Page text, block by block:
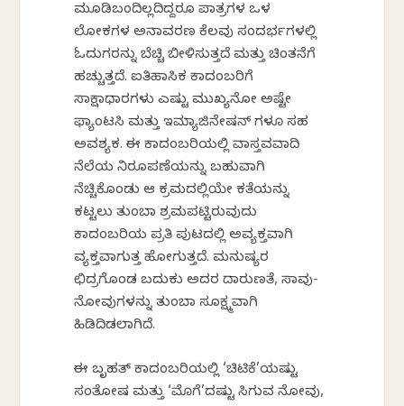
ಮೂಡಿಬಂದಿಲ್ಲದಿದ್ದರೂ ಪಾತ್ರಗಳ ಒಳ
ಲೋಕಗಳ ಅನಾವರಣ ಕೆಲವು ಸಂದರ್ಭಗಳಲ್ಲಿ
ಓದುಗರನ್ನು ಬೆಚ್ಚಿ ಬೀಳಿಸುತ್ತದೆ ಮತ್ತು ಚಿಂತನೆಗೆ
ಹಚ್ಚುತ್ತದೆ. ಐತಿಹಾಸಿಕ ಕಾದಂಬರಿಗೆ
ಸಾಕ್ಷಾಧಾರಗಳು ಎಷ್ಟು ಮುಖ್ಯನೋ ಅಷ್ಟೇ
ಫ್ಯಾಂಟಸಿ ಮತ್ತು ಇಮ್ಯಾಜಿನೇಷನ್ ಗಳೂ ಸಹ
ಅವಶ್ಯಕ. ಈ ಕಾದಂಬರಿಯಲ್ಲಿ ವಾಸ್ತವವಾದಿ
ನೆಲೆಯ ನಿರೂಪಣೆಯನ್ನು ಬಹುವಾಗಿ
ನೆಚ್ಚಿಕೊಂಡು ಆ ಕ್ರಮದಲ್ಲಿಯೇ ಕತೆಯನ್ನು
ಕಟ್ಟಲು ತುಂಬಾ ಶ್ರಮಪಟ್ಟಿರುವುದು
ಕಾದಂಬರಿಯ ಪ್ರತಿ ಪುಟದಲ್ಲಿ ಅವ್ಯಕ್ತವಾಗಿ
ವ್ಯಕ್ತವಾಗುತ್ತ ಹೋಗುತ್ತದೆ. ಮನುಷ್ಯರ
ಛಿದ್ರಗೊಂಡ ಬದುಕು ಅದರ ದಾರುಣತೆ, ಸಾವು-
ನೋವುಗಳನ್ನು ತುಂಬಾ ಸೂಕ್ಷ್ಮವಾಗಿ
ಹಿಡಿದಿಡಲಾಗಿದೆ.
ಈ ಬೃಹತ್ ಕಾದಂಬರಿಯಲ್ಲಿ ‘ಚಿಟಿಕೆ’ಯಷ್ಟು
ಸಂತೋಷ ಮತ್ತು ‘ಮೊಗೆ’ದಷ್ಟು ಸಿಗುವ ನೋವು,